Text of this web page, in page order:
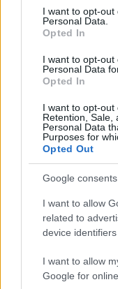
consent section.
I want to opt-out
Personal Data.
Opted In
I want to opt-
Personal Data
Opted In
I want to opt-out
Retention, Sale,
Personal Data
Purposes for
Opted Out
Google consents
I want to allow
related to
device identifiers
I want to allow
Google for
Totalt antall
5; Russland,
Norske løpere
1, Johannes
Svenske løpere
Sesongen 2015-16
Verdenscupen
1. Martin
2. Petter Northug,
3. Finn-Hågen
Totalt antall
5, Finland 3,